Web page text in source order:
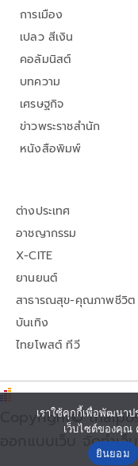
การเมือง
เปลว สีเงิน
คอลัมนิสต์
บทความ
เศรษฐกิจ
ข่าวพระราชสำนัก
หนังสือพิมพ์
ต่างประเทศ
อาชญากรรม
X-CITE
ยานยนต์
สาธารณสุข-คุณภาพชีวิต
บันเทิง
ไทยโพสต์ ทีวี
Copyright©
ออกแบบเว็บ จัดทำเ
เราใช้คุกกี้เพื่อพัฒนา
เว็บไซต์ของคุณ
ยินยอม